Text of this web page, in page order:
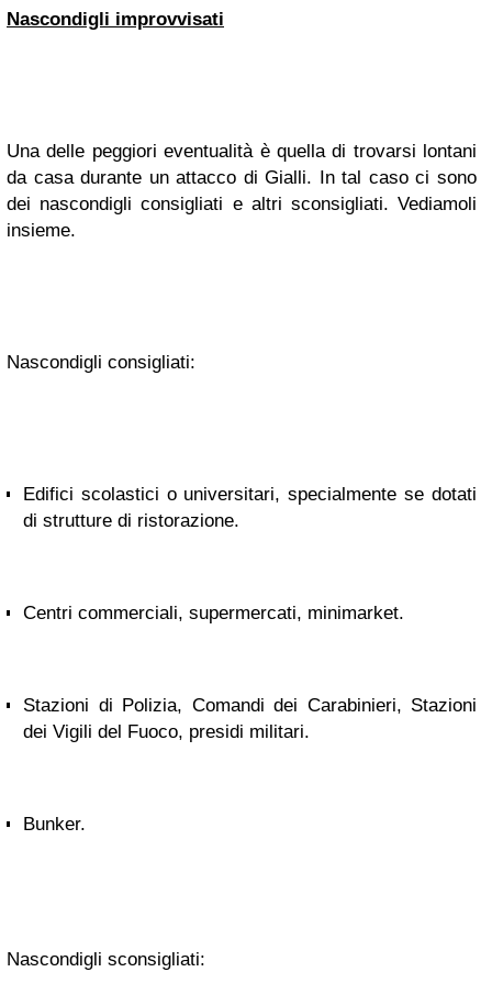
Nascondigli improvvisati
Una delle peggiori eventualità è quella di trovarsi lontani
da casa durante un attacco di Gialli. In tal caso ci sono
dei nascondigli consigliati e altri sconsigliati. Vediamoli
insieme.
Nascondigli consigliati:
Edifici scolastici o universitari, specialmente se dotati
di strutture di ristorazione.
Centri commerciali, supermercati, minimarket.
Stazioni di Polizia, Comandi dei Carabinieri, Stazioni
dei Vigili del Fuoco, presidi militari.
Bunker.
Nascondigli sconsigliati: